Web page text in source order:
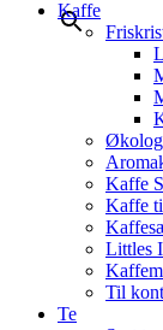
Kaffe
Kaffe
Kaffe
Littles
Til
Te